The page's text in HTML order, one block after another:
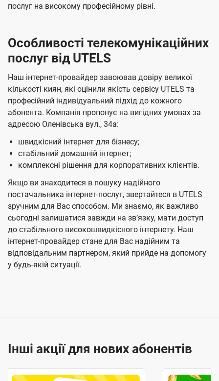
послуг на високому професійному рівні.
Особливості телекомунікаційних
послуг від UTELS
Наш інтернет-провайдер завоював довіру великої
кількості киян, які оцінили якість сервісу UTELS та
професійний індивідуальний підхід до кожного
абонента. Компанія пропонує на вигідних умовах за
адресою Оленівська вул., 34а:
швидкісний інтернет для бізнесу;
стабільний домашній інтернет;
комплексні рішення для корпоративних клієнтів.
Якщо ви знаходитеся в пошуку надійного
постачальника інтернет-послуг, звертайтеся в UTELS
зручним для Вас способом. Ми знаємо, як важливо
сьогодні залишатися завжди на звʼязку, мати доступ
до стабільного високошвидкісного інтернету. Наш
інтернет-провайдер стане для Вас надійним та
відповідальним партнером, який прийде на допомогу
у будь-якій ситуації.
Інші акції для нових абонентів